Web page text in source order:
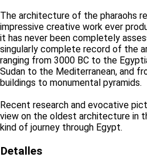
The architecture of the pharaohs
impressive creative work ever
it has never been completely
singularly complete record of the
ranging from 3000 BC to the
Sudan to the Mediterranean, and
buildings to monumental pyramids.
Recent research and evocative
view on the oldest architecture in
kind of journey through Egypt.
Detalles